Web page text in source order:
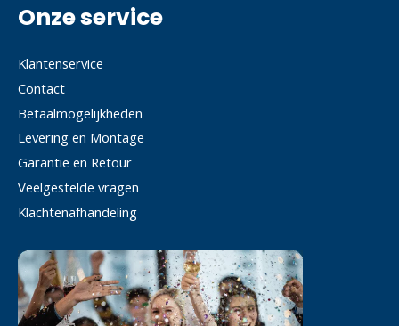
Onze service
Klantenservice
Contact
Betaalmogelijkheden
Levering en Montage
Garantie en Retour
Veelgestelde vragen
Klachtenafhandeling